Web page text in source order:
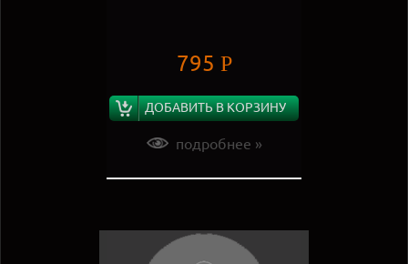
795 Р
ДОБАВИТЬ В КОРЗИНУ
подробнее »